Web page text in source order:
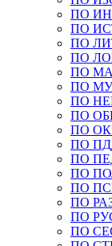
ПО
ПО
ПО
ПО
ПО
ПО
ПО
ПО
ПО
ПО
ПО
ПО
ПО
ПО
ПО
ПО